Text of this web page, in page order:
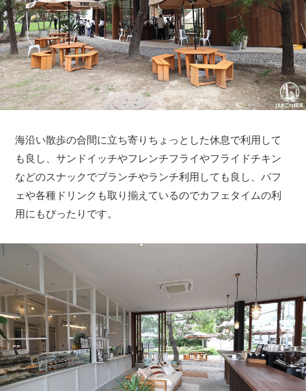
海沿い散歩の合間に立ち寄りちょっとした休息で利用して
も良し、サンドイッチやフレンチフライやフライドチキン
などのスナックでブランチやランチ利用しても良し、パフ
ェや各種ドリンクも取り揃えているのでカフェタイムの利
用にもぴったりです。